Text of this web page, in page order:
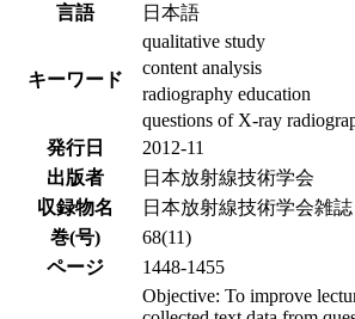
言語
日本語
キーワード
qualitative study
content analysis
radiography education
questions of X-ray
発行日
2012-11
出版者
日本放射線技術学会
収録物名
日本放射線技術学会雑誌
巻(号)
68(11)
ページ
1448-1455
Objective: To improve